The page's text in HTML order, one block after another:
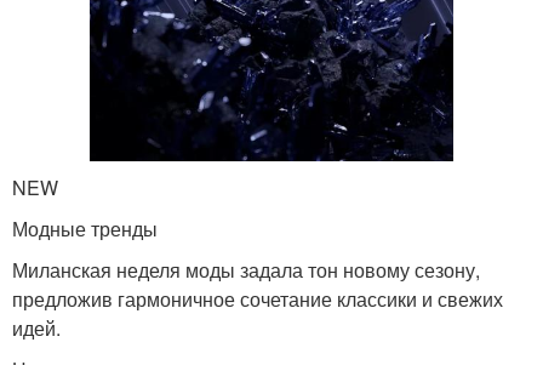
NEW
Модные тренды
Миланская неделя моды задала тон новому сезону,
предложив гармоничное сочетание классики и свежих
идей.